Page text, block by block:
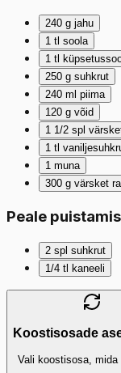
240 g jahu
1 tl soola
1 tl
250 g suhkrut
240 ml piima
120 g võid
1 1/2 spl
1 tl
1 muna
300 g värsket
Peale
2 spl suhkrut
1/4 tl kaneeli
Koostisosade
Vali koostisosa, mida